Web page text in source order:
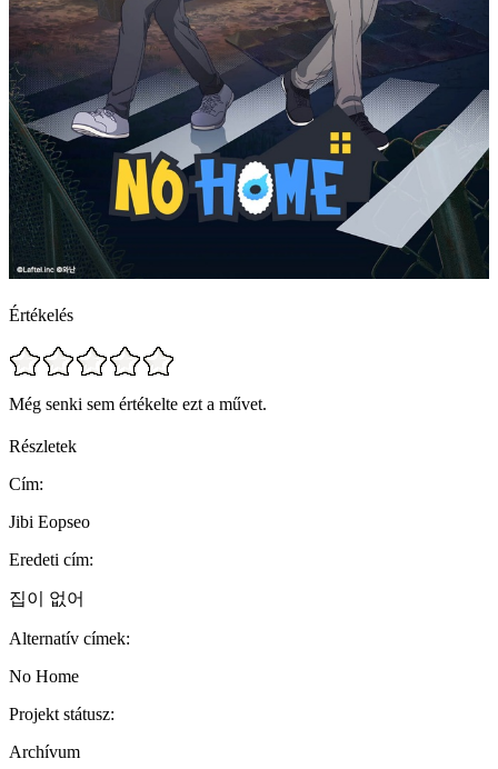
Értékelés
Még senki sem értékelte ezt a művet.
Részletek
Cím:
Jibi Eopseo
Eredeti cím:
집이 없어
Alternatív címek:
No Home
Projekt státusz:
Archívum